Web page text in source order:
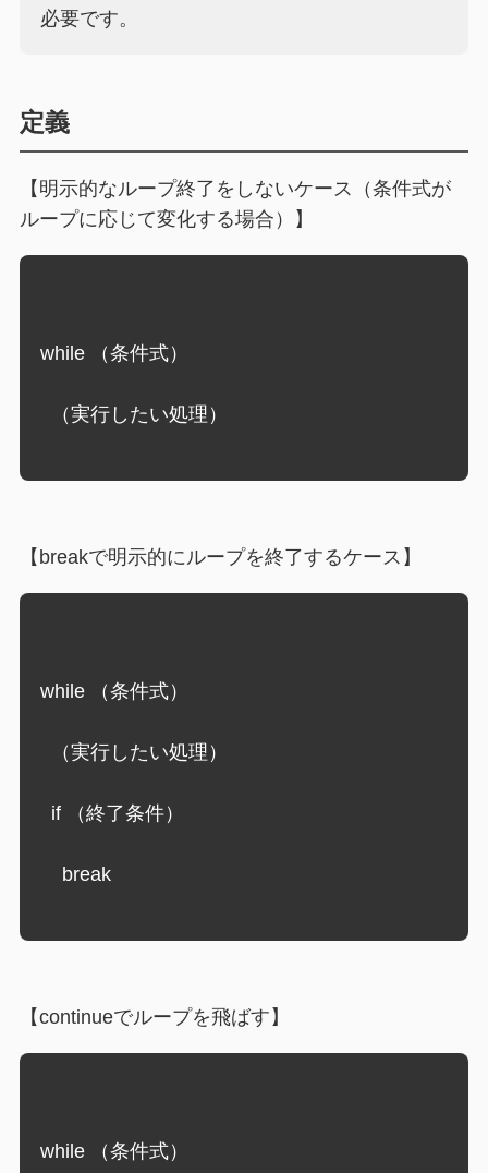
必要です。
定義
【明示的なループ終了をしないケース（条件式が
ループに応じて変化する場合）】
while （条件式）
  （実行したい処理）
【breakで明示的にループを終了するケース】
while （条件式）
  （実行したい処理）
  if （終了条件）
    break
【continueでループを飛ばす】
while （条件式）